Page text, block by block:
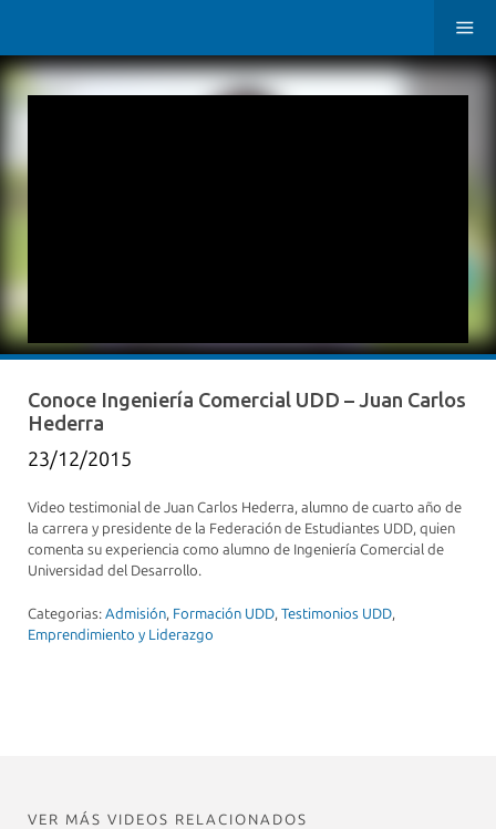
Conoce Ingeniería Comercial UDD – Juan Carlos
Hederra
23/12/2015
Video testimonial de Juan Carlos Hederra, alumno de cuarto año de
la carrera y presidente de la Federación de Estudiantes UDD, quien
comenta su experiencia como alumno de Ingeniería Comercial de
Universidad del Desarrollo.
Categorias: Admisión, Formación UDD, Testimonios UDD,
Emprendimiento y Liderazgo
VER MÁS VIDEOS RELACIONADOS